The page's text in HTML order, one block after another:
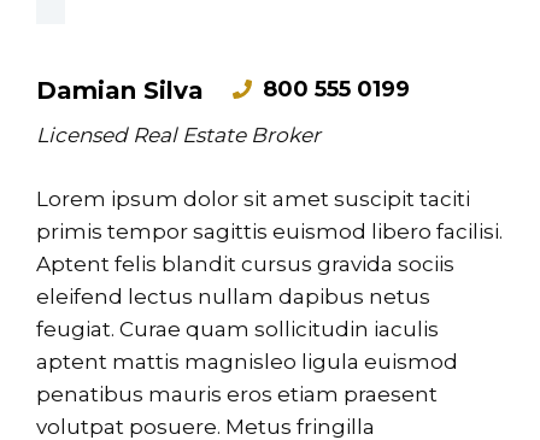
Damian Silva 800 555 0199
Licensed Real Estate Broker
Lorem ipsum dolor sit amet suscipit taciti
primis tempor sagittis euismod libero facilisi.
Aptent felis blandit cursus gravida sociis
eleifend lectus nullam dapibus netus
feugiat. Curae quam sollicitudin iaculis
aptent mattis magnisleo ligula euismod
penatibus mauris eros etiam praesent
volutpat posuere. Metus fringilla